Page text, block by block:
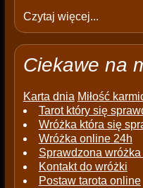
Czytaj więcej...
Ciekawe na
Karta dnia Miłość
Tarot który się
Wróżka która się
Wróżka online 24h
Sprawdzona
Kontakt do wróżki
Postaw tarota online